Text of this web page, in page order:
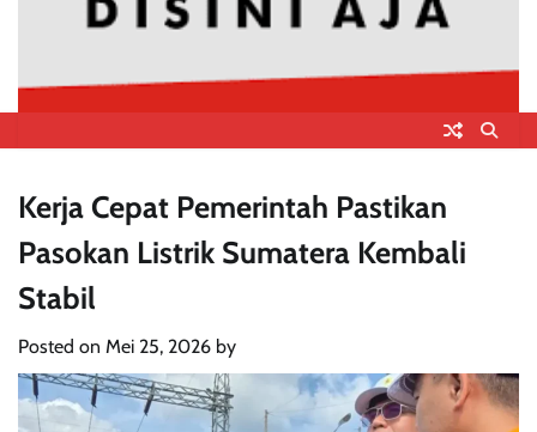
Kerja Cepat Pemerintah Pastikan
Pasokan Listrik Sumatera Kembali
Stabil
Posted on Mei 25, 2026 by